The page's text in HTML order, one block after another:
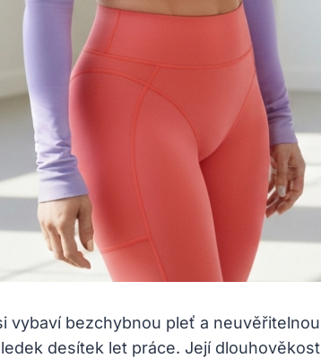
vybaví bezchybnou pleť a
desítek let práce. Její